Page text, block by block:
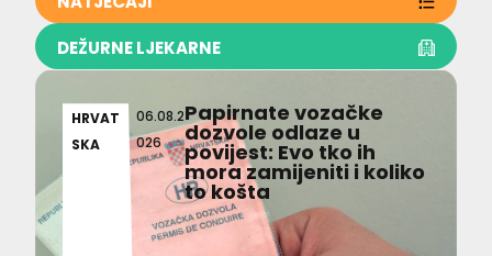
DEŽURNE LJEKARNE
HRVAT
SKA
06.08.2
026
Papirnate vozačke
dozvole odlaze u
povijest: Evo tko ih
mora zamijeniti i koliko
to košta